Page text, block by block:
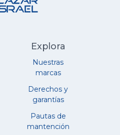
Explora
Nuestras
marcas
Derechos y
garantías
Pautas de
mantención